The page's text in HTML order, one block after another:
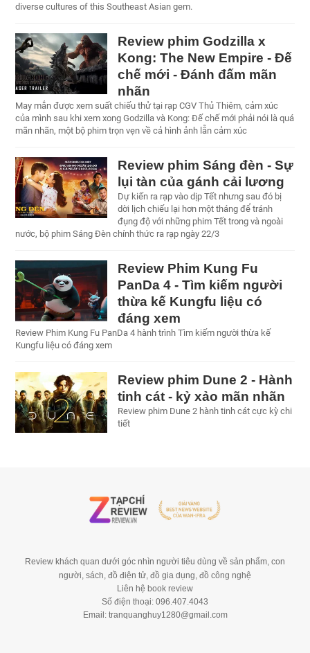
diverse cultures of this Southeast Asian gem.
Review phim Godzilla x
Kong: The New Empire - Đế
chế mới - Đánh đấm mãn
nhãn
May mắn được xem suất chiếu thử tại rạp CGV Thủ Thiêm, cảm xúc
của mình sau khi xem xong Godzilla và Kong: Đế chế mới phải nói là quá
mãn nhãn, một bộ phim trọn vẹn về cả hình ảnh lẫn cảm xúc
Review phim Sáng đèn - Sự
lụi tàn của gánh cải lương
Dự kiến ra rạp vào dịp Tết nhưng sau đó bị
dời lịch chiếu lại hơn một tháng để tránh
đụng độ với những phim Tết trong và ngoài
nước, bộ phim Sáng Đèn chính thức ra rạp ngày 22/3
Review Phim Kung Fu
PanDa 4 - Tìm kiếm người
thừa kế Kungfu liệu có
đáng xem
Review Phim Kung Fu PanDa 4 hành trình Tìm kiếm người thừa kế
Kungfu liệu có đáng xem
Review phim Dune 2 - Hành
tinh cát - kỷ xảo mãn nhãn
Review phim Dune 2 hành tinh cát cực kỳ chi
tiết
Review khách quan dưới góc nhìn người tiêu dùng về sản phẩm, con
người, sách, đồ điện tử, đồ gia dụng, đồ công nghệ
Liên hệ book review
Số điện thoại: 096.407.4043
Email: tranquanghuy1280@gmail.com